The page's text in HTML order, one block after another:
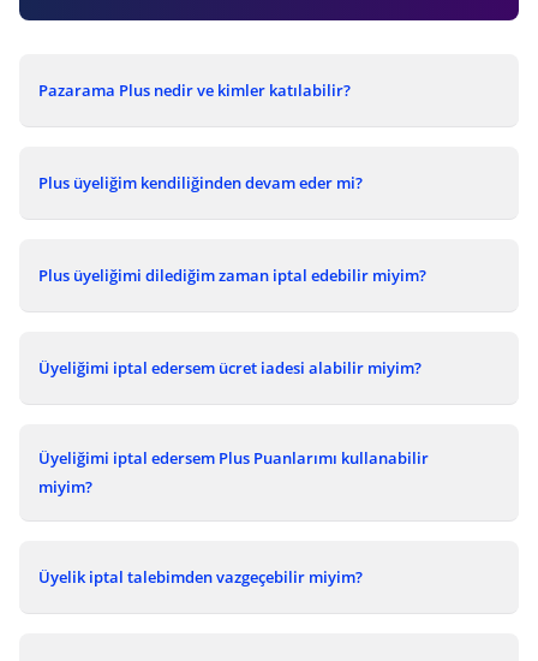
Pazarama Plus nedir ve kimler katılabilir?
Plus üyeliğim kendiliğinden devam eder mi?
Plus üyeliğimi dilediğim zaman iptal edebilir miyim?
Üyeliğimi iptal edersem ücret iadesi alabilir miyim?
Üyeliğimi iptal edersem Plus Puanlarımı kullanabilir
miyim?
Üyelik iptal talebimden vazgeçebilir miyim?